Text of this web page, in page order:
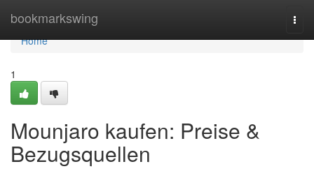
bookmarkswing
Home
Home
1
Mounjaro kaufen: Preise &
Bezugsquellen